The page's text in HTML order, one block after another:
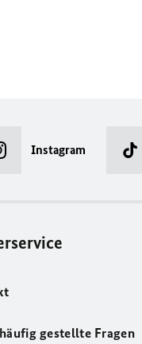
Instagram
gestellte Fragen